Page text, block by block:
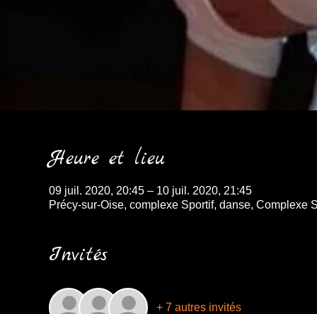
Heure et lieu
09 juil. 2020, 20:45 – 10 juil. 2020, 21:45
Précy-sur-Oise, complexe Sportif, danse, Complexe
Invités
+ 7 autres invités